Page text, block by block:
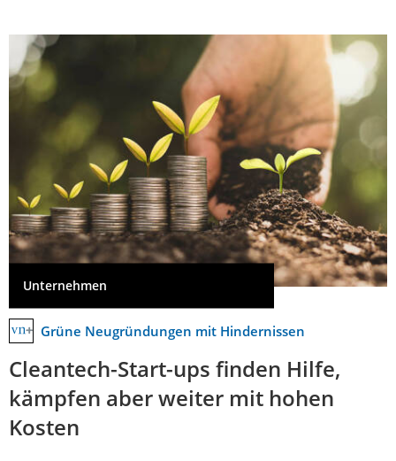
Unternehmen
Grüne Neugründungen mit Hindernissen
Cleantech-Start-ups finden Hilfe,
kämpfen aber weiter mit hohen
Kosten